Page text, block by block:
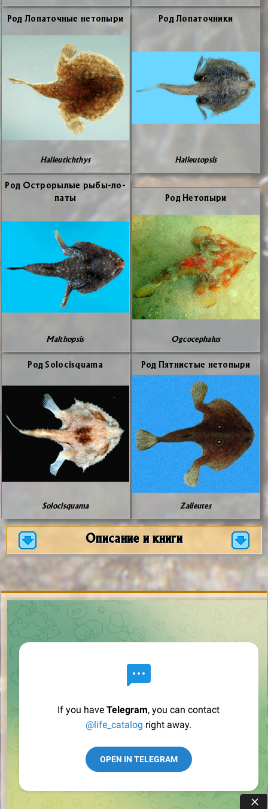
Род Ло­па­точ­ные нето­пы­ри
Halieutichthys
Род Ло­па­точ­ни­ки
Halieutopsis
Род Ост­ро­ры­лые ры­бы-ло­
па­ты
Malthopsis
Род Нето­пы­ри
Ogcocephalus
Род Solocisquama
Solocisquama
Род Пят­ни­стые нето­пы­ри
Zalieutes
Описание и книги